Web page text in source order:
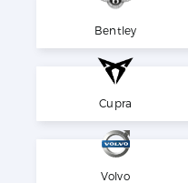
Bentley
Cupra
Volvo